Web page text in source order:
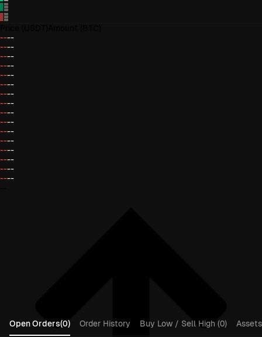
----
----
----
----
----
----
----
----
----
----
----
----
----
----
----
----
Open Orders(0) Order History Buy Low / Sell High (0)
Assets